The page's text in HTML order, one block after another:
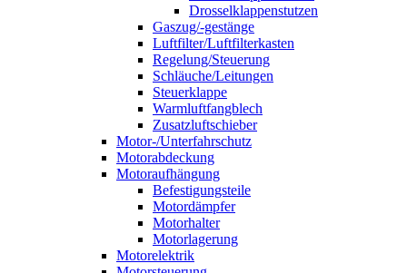
Drosselklappenstutzen
Gaszug/-gestänge
Luftfilter/Luftfilterkasten
Regelung/Steuerung
Schläuche/Leitungen
Steuerklappe
Warmluftfangblech
Zusatzluftschieber
Motor-/Unterfahrschutz
Motorabdeckung
Motoraufhängung
Befestigungsteile
Motordämpfer
Motorhalter
Motorlagerung
Motorelektrik